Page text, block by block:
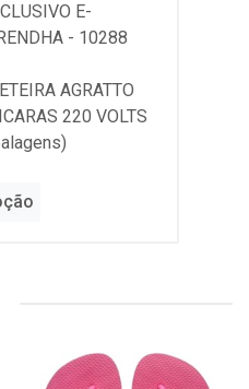
E-
- 10288
AGRATTO
220 VOLTS